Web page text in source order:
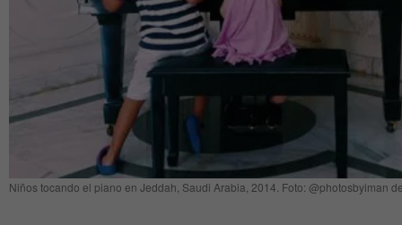
Niños tocando el piano en Jeddah, Saudi Arabia, 2014. Foto: @photosbyiman